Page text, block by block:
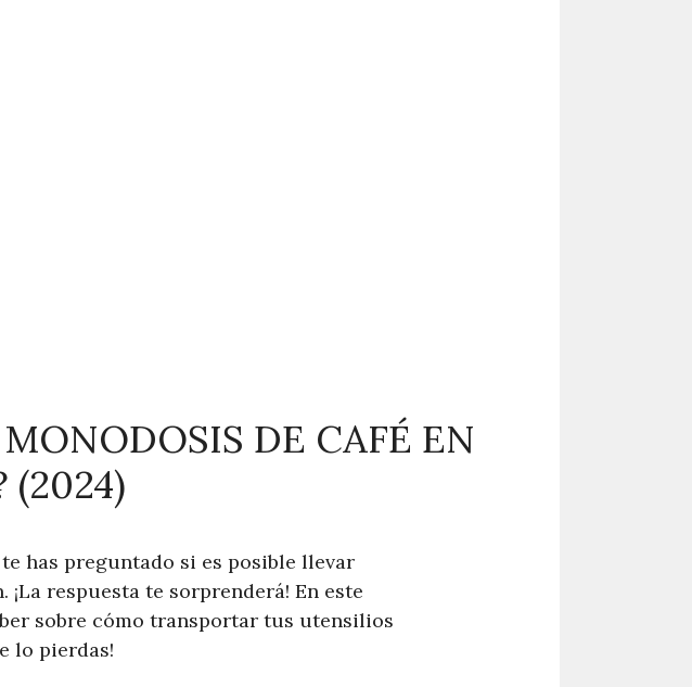
DE CAFÉ EN
(2024)
has preguntado si es posible llevar
respuesta te sorprenderá! En este
sobre cómo transportar tus utensilios
lo pierdas!